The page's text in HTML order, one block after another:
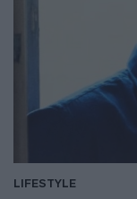
LIFESTYLE